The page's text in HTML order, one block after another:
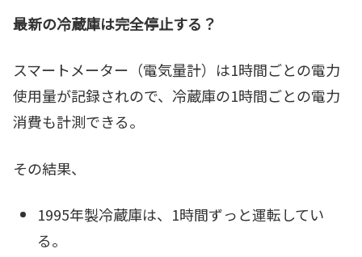
最新の冷蔵庫は完全停止する？
スマートメーター（電気量計）は1時間ごとの電力
使用量が記録されので、冷蔵庫の1時間ごとの電力
消費も計測できる。
その結果、
1995年製冷蔵庫は、1時間ずっと運転してい
る。